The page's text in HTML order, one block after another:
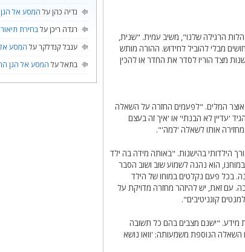
הרגילה שלנו", משיב עמית. "שנית,
מבלי להוביל לחידוש. ההורה מותש
מצד הוריו לסדר את החדר או להכין
אוצר המלים. "לפעמים החזרה על השאלה
'עדיין לא הבנתי' או 'איך זה בעצם
מחזירה אותו לשאלה 'למה'".
הילדותי בהישנות. "באותה מידה בה ילד
הוא נהנה לשמוע שוב ושוב הסבר
בכל פעם נקלטים במוחו של הילד
עם זאת, יש להיזהר מחזרה מדויקת על
קוגניטיבים".
מידע. "ישנם מצבים בהם כל תשובה
הנוספת משמעותה: 'וואו נושא
נדיה כהןעל המסע אל הגן
רגדה ריכןעלבחירת
ענבל קנדלקרעל המסע
בתאלעל המסע אל הגן